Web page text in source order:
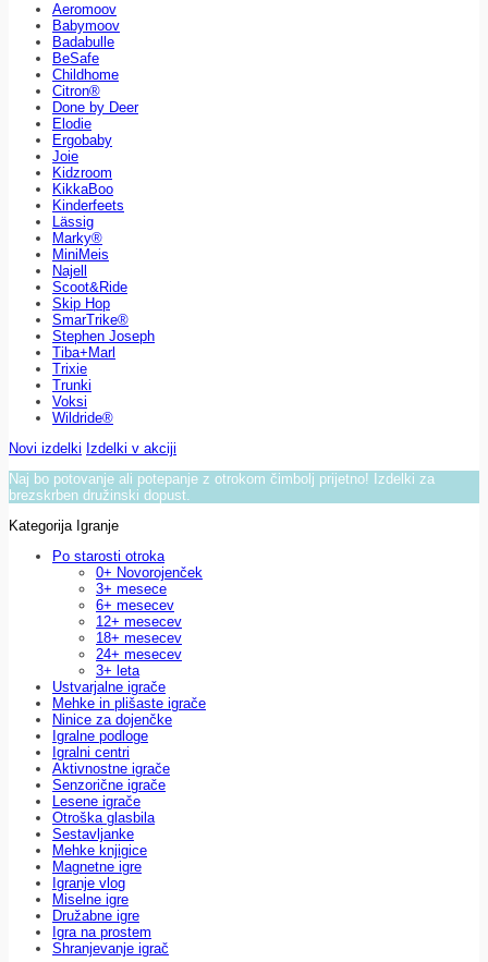
Aeromoov
Babymoov
Badabulle
BeSafe
Childhome
Citron®
Done by Deer
Elodie
Ergobaby
Joie
Kidzroom
KikkaBoo
Kinderfeets
Lässig
Marky®
MiniMeis
Najell
Scoot&Ride
Skip Hop
SmarTrike®
Stephen Joseph
Tiba+Marl
Trixie
Trunki
Voksi
Wildride®
Novi izdelki Izdelki v akciji
Naj bo potovanje ali potepanje z otrokom čimbolj prijetno! Izdelki za
brezskrben družinski dopust.
Kategorija Igranje
Po starosti otroka
0+ Novorojenček
3+ mesece
6+ mesecev
12+ mesecev
18+ mesecev
24+ mesecev
3+ leta
Ustvarjalne igrače
Mehke in plišaste igrače
Ninice za dojenčke
Igralne podloge
Igralni centri
Aktivnostne igrače
Senzorične igrače
Lesene igrače
Otroška glasbila
Sestavljanke
Mehke knjigice
Magnetne igre
Igranje vlog
Miselne igre
Družabne igre
Igra na prostem
Shranjevanje igrač